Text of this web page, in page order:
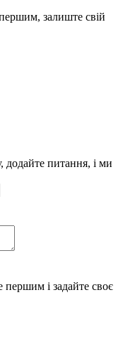
залиште свій
питання, і ми
і задайте своє